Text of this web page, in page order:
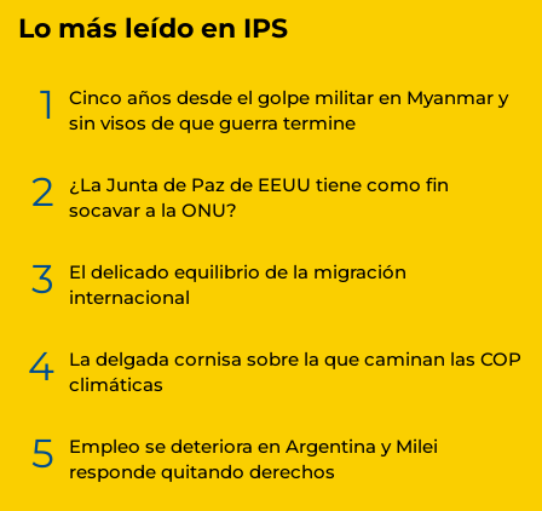
Lo más leído en IPS
1
Cinco años desde el golpe militar en Myanmar y
sin visos de que guerra termine
2
¿La Junta de Paz de EEUU tiene como fin
socavar a la ONU?
3
El delicado equilibrio de la migración
internacional
4
La delgada cornisa sobre la que caminan las COP
climáticas
5
Empleo se deteriora en Argentina y Milei
responde quitando derechos